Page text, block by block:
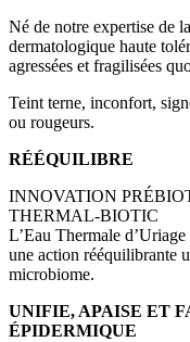
Né de notre expertise de
dermatologique haute
agressées et fragilisées
Teint terne, inconfort,
ou rougeurs.
RÉÉQUILIBRE
INNOVATION
THERMAL-BIOTIC
L’Eau Thermale
une action rééquilibrante
microbiome.
UNIFIE, APAISE ET
ÉPIDERMIQUE